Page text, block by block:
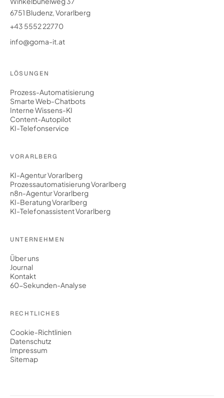
6751 Bludenz, Vorarlberg
+43 5552 22770
info@goma-it.at
LÖSUNGEN
Prozess-Automatisierung
Smarte Web-Chatbots
Interne Wissens-KI
Content-Autopilot
KI-Telefonservice
VORARLBERG
KI-Agentur Vorarlberg
Prozessautomatisierung Vorarlberg
n8n-Agentur Vorarlberg
KI-Beratung Vorarlberg
KI-Telefonassistent Vorarlberg
UNTERNEHMEN
Über uns
Journal
Kontakt
60-Sekunden-Analyse
RECHTLICHES
Cookie-Richtlinien
Datenschutz
Impressum
Sitemap